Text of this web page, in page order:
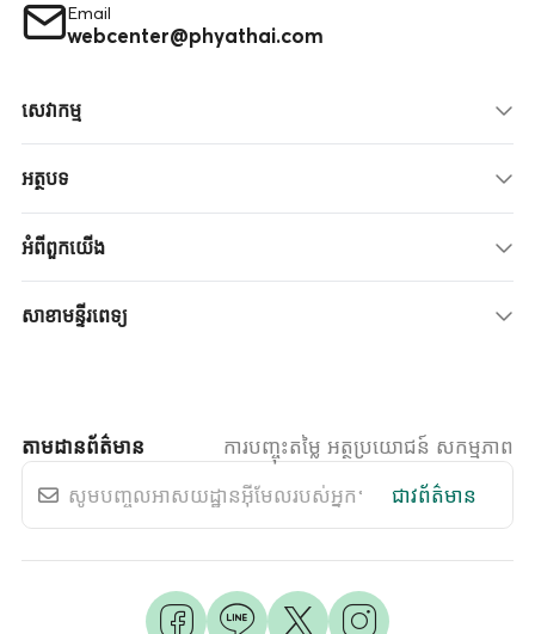
Email
webcenter@phyathai.com
សេវាកម្ម
អត្ថបទ
អំពីពួកយើង
សាខាមន្ទីរពេទ្យ
តាមដានព័ត៌មាន
ការបញ្ចុះតម្លៃ អត្ថប្រយោជន៍ សកម្មភាព
ជាវព័ត៌មាន